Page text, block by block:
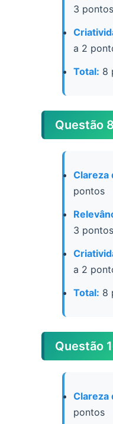
3 pontos
a 2
Total: 8
Questão
Clareza
pontos
3 pontos
a 2
Total: 8
Questão
Clareza
pontos